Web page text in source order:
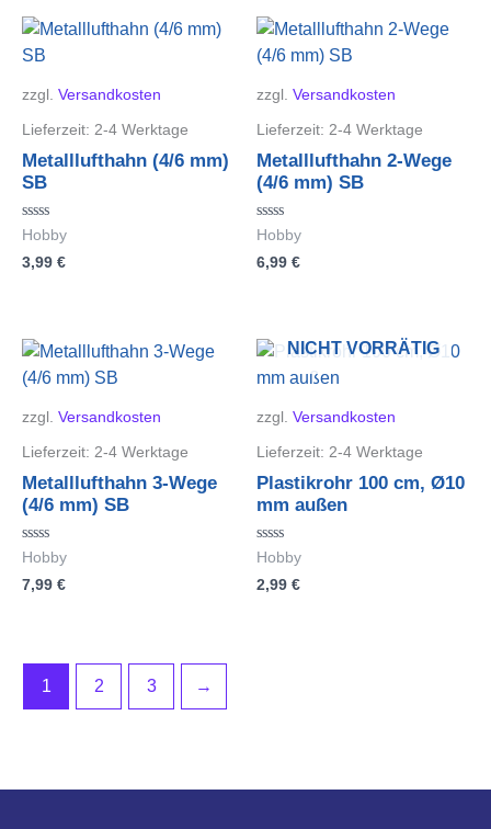
zzgl. Versandkosten
Lieferzeit: 2-4 Werktage
Metalllufthahn (4/6 mm)
SB
Bewertet
0
Hobby
3,99 €
zzgl. Versandkosten
Lieferzeit: 2-4 Werktage
Metalllufthahn 2-Wege
(4/6 mm) SB
Bewertet
0
Hobby
6,99 €
zzgl. Versandkosten
Lieferzeit: 2-4 Werktage
Metalllufthahn 3-Wege
(4/6 mm) SB
Bewertet
0
Hobby
7,99 €
NICHT VORRÄTIG
zzgl. Versandkosten
Lieferzeit: 2-4 Werktage
Plastikrohr 100 cm, Ø10
mm außen
Bewertet
0
Hobby
2,99 €
1 2 3 →